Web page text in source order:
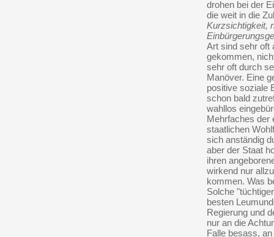
drohen bei der
die weit in die
Kurzsichtigkeit,
Art sind sehr oft
gekommen,
sehr oft durch
Manöver. Eine
positive soziale
schon bald
wahllos
Mehrfaches der
staatlichen
sich anständig
aber der Staat
ihren
wirkend nur
kommen. Was
Solche
besten
Regierung und
nur an die
Falle besass,